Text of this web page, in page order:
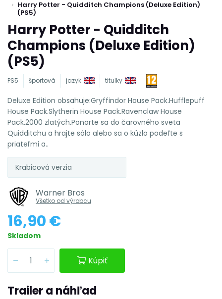
Harry Potter - Quidditch Champions (Deluxe Edition)
(PS5)
Harry Potter - Quidditch
Champions (Deluxe Edition)
(PS5)
PS5 športová jazyk titulky
Deluxe Edition obsahuje:Gryffindor House Pack.Hufflepuff
House Pack.Slytherin House Pack.Ravenclaw House
Pack.2000 zlatých.Ponorte sa do čarovného sveta
Quidditchu a hrajte sólo alebo sa o kúzlo podeľte s
priateľmi a..
Krabicová verzia
Warner Bros
Všetko od výrobcu
16,90 €
Skladom
Kúpiť
Trailer a náhľad